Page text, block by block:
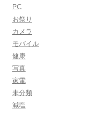
PC
お祭り
カメラ
モバイル
健康
写真
家電
未分類
減塩